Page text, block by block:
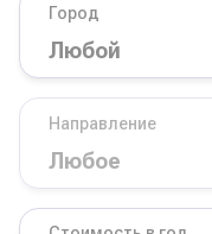
Город
Направление
Город
колледжа